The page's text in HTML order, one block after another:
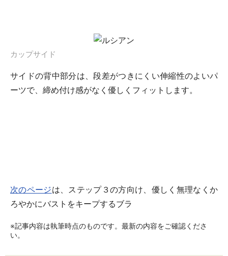
カップサイド
サイドの背中部分は、段差がつきにくい伸縮性のよいパ
ーツで、締め付け感がなく優しくフィットします。
次のページは、ステップ３の方向け、優しく無理なくか
ろやかにバストをキープするブラ
※記事内容は執筆時点のものです。最新の内容をご確認くださ
い。